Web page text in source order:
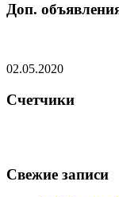
Доп.
02.05.2020
Счетчики
Свежие записи